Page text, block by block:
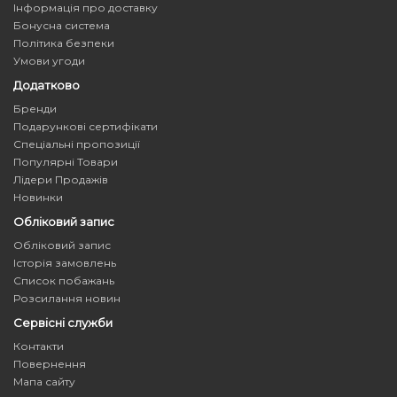
Інформація про доставку
Бонусна система
Політика безпеки
Умови угоди
Додатково
Бренди
Подарункові сертифікати
Спеціальні пропозиції
Популярні Товари
Лідери Продажів
Новинки
Обліковий запис
Обліковий запис
Історія замовлень
Список побажань
Розсилання новин
Сервісні служби
Контакти
Повернення
Мапа сайту